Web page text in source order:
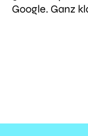
Google. Ganz